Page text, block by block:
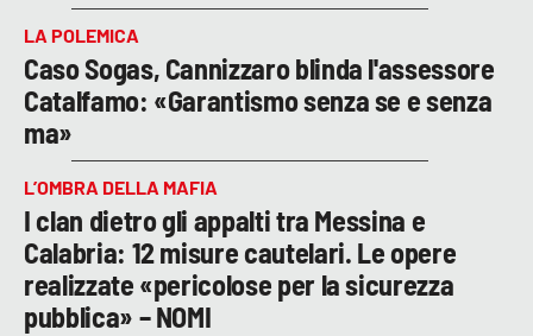
LA POLEMICA
Caso Sogas, Cannizzaro blinda l'assessore
Catalfamo: «Garantismo senza se e senza
ma»
L’OMBRA DELLA MAFIA
I clan dietro gli appalti tra Messina e
Calabria: 12 misure cautelari. Le opere
realizzate «pericolose per la sicurezza
pubblica» – NOMI